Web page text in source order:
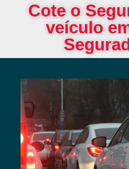
Cote o
veículo